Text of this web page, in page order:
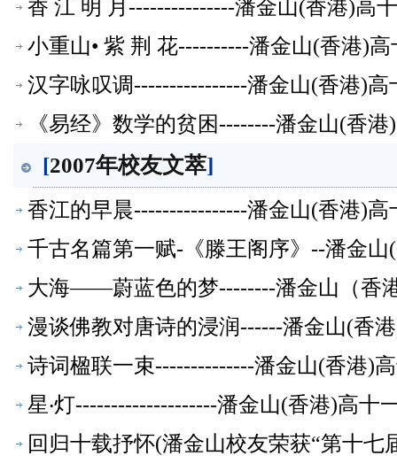
香 江 明 月---------------潘金山(香港)高
小重山• 紫 荆 花----------潘金山(香港)
汉字咏叹调----------------潘金山(香港)
《易经》数学的贫困--------潘金山(香
[2007年校友文萃]
香江的早晨----------------潘金山(香港)
千古名篇第一赋-《滕王阁序》--潘金
大海——蔚蓝色的梦--------潘金山（香
漫谈佛教对唐诗的浸润------潘金山(香
诗词楹联一束--------------潘金山(香港)
星‧灯--------------------潘金山(香港)高十
回归十载抒怀(潘金山校友荣获“第十七